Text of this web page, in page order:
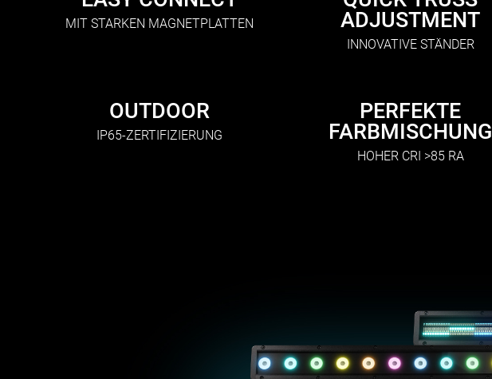
MIT STARKEN MAGNETPLATTEN
ADJUSTMENT
INNOVATIVE STÄNDER
OUTDOOR
IP65-ZERTIFIZIERUNG
PERFEKTE
FARBMISCHUNG
HOHER CRI >85 RA